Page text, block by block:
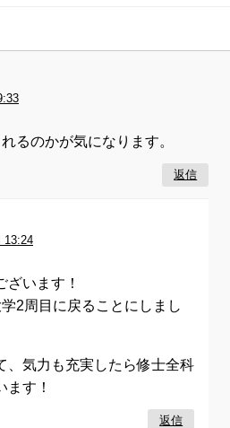
るのかが気になります。
返信
13:24
ざいます！
2周目に戻ることにしまし
、気力も充実したら修士全科
ます！
返信